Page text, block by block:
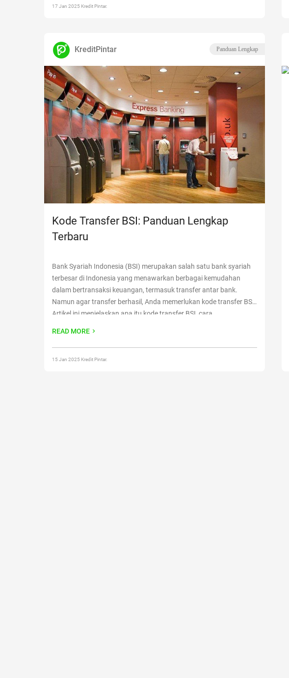
17 Jan 2025 Kredit Pintar.
KreditPintar Panduan Lengkap
Kode Transfer BSI: Panduan Lengkap
Terbaru
Bank Syariah Indonesia (BSI) merupakan salah satu bank syariah
terbesar di Indonesia yang menawarkan berbagai kemudahan
dalam bertransaksi keuangan, termasuk transfer antar bank.
Namun agar transfer berhasil, Anda memerlukan kode transfer BSI.
Artikel ini menjelaskan apa itu kode transfer BSI, cara
reading“Kode Transfer BSI: Panduan Lengkap Terbaru”
READ MORE
15 Jan 2025 Kredit Pintar.